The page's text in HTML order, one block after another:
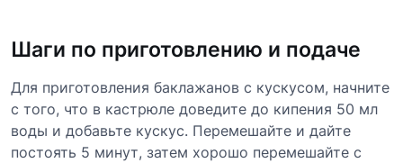
Шаги по приготовлению и подаче
Для приготовления баклажанов с кускусом, начните
с того, что в кастрюле доведите до кипения 50 мл
воды и добавьте кускус. Перемешайте и дайте
постоять 5 минут, затем хорошо перемешайте с